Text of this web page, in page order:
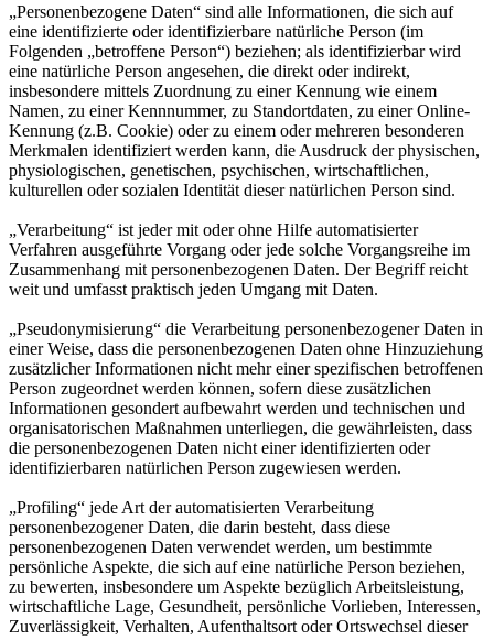
„Personenbezogene Daten“ sind alle Informationen, die sich auf
eine identifizierte oder identifizierbare natürliche Person (im
Folgenden „betroffene Person“) beziehen; als identifizierbar wird
eine natürliche Person angesehen, die direkt oder indirekt,
insbesondere mittels Zuordnung zu einer Kennung wie einem
Namen, zu einer Kennnummer, zu Standortdaten, zu einer Online-
Kennung (z.B. Cookie) oder zu einem oder mehreren besonderen
Merkmalen identifiziert werden kann, die Ausdruck der physischen,
physiologischen, genetischen, psychischen, wirtschaftlichen,
kulturellen oder sozialen Identität dieser natürlichen Person sind.
„Verarbeitung“ ist jeder mit oder ohne Hilfe automatisierter
Verfahren ausgeführte Vorgang oder jede solche Vorgangsreihe im
Zusammenhang mit personenbezogenen Daten. Der Begriff reicht
weit und umfasst praktisch jeden Umgang mit Daten.
„Pseudonymisierung“ die Verarbeitung personenbezogener Daten in
einer Weise, dass die personenbezogenen Daten ohne Hinzuziehung
zusätzlicher Informationen nicht mehr einer spezifischen betroffenen
Person zugeordnet werden können, sofern diese zusätzlichen
Informationen gesondert aufbewahrt werden und technischen und
organisatorischen Maßnahmen unterliegen, die gewährleisten, dass
die personenbezogenen Daten nicht einer identifizierten oder
identifizierbaren natürlichen Person zugewiesen werden.
„Profiling“ jede Art der automatisierten Verarbeitung
personenbezogener Daten, die darin besteht, dass diese
personenbezogenen Daten verwendet werden, um bestimmte
persönliche Aspekte, die sich auf eine natürliche Person beziehen,
zu bewerten, insbesondere um Aspekte bezüglich Arbeitsleistung,
wirtschaftliche Lage, Gesundheit, persönliche Vorlieben, Interessen,
Zuverlässigkeit, Verhalten, Aufenthaltsort oder Ortswechsel dieser